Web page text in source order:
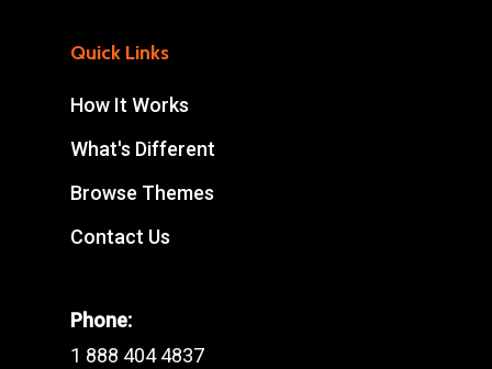
Quick Links
How It Works
What's Different
Browse Themes
Contact Us
Phone:
1 888 404 4837